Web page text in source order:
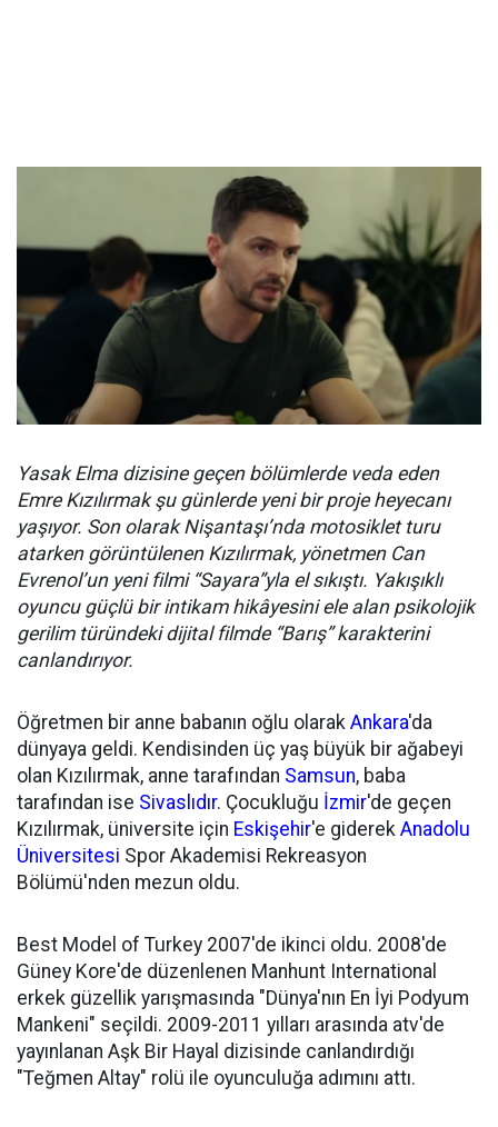
Yasak Elma dizisine geçen bölümlerde veda eden
Emre Kızılırmak şu günlerde yeni bir proje heyecanı
yaşıyor. Son olarak Nişantaşı’nda motosiklet turu
atarken görüntülenen Kızılırmak, yönetmen Can
Evrenol’un yeni filmi “Sayara”yla el sıkıştı. Yakışıklı
oyuncu güçlü bir intikam hikâyesini ele alan psikolojik
gerilim türündeki dijital filmde “Barış” karakterini
canlandırıyor.
Öğretmen bir anne babanın oğlu olarak Ankara'da
dünyaya geldi. Kendisinden üç yaş büyük bir ağabeyi
olan Kızılırmak, anne tarafından Samsun, baba
tarafından ise Sivaslıdır. Çocukluğu İzmir'de geçen
Kızılırmak, üniversite için Eskişehir'e giderek Anadolu
Üniversitesi Spor Akademisi Rekreasyon
Bölümü'nden mezun oldu.
Best Model of Turkey 2007'de ikinci oldu. 2008'de
Güney Kore'de düzenlenen Manhunt International
erkek güzellik yarışmasında "Dünya'nın En İyi Podyum
Mankeni" seçildi. 2009-2011 yılları arasında atv'de
yayınlanan Aşk Bir Hayal dizisinde canlandırdığı
"Teğmen Altay" rolü ile oyunculuğa adımını attı.